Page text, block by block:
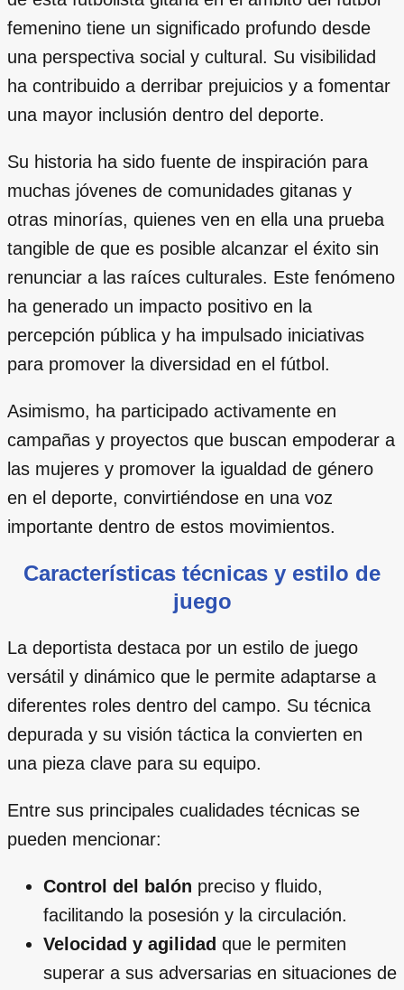
femenino tiene un significado profundo desde
una perspectiva social y cultural. Su visibilidad
ha contribuido a derribar prejuicios y a fomentar
una mayor inclusión dentro del deporte.
Su historia ha sido fuente de inspiración para
muchas jóvenes de comunidades gitanas y
otras minorías, quienes ven en ella una prueba
tangible de que es posible alcanzar el éxito sin
renunciar a las raíces culturales. Este fenómeno
ha generado un impacto positivo en la
percepción pública y ha impulsado iniciativas
para promover la diversidad en el fútbol.
Asimismo, ha participado activamente en
campañas y proyectos que buscan empoderar a
las mujeres y promover la igualdad de género
en el deporte, convirtiéndose en una voz
importante dentro de estos movimientos.
Características técnicas y estilo de
juego
La deportista destaca por un estilo de juego
versátil y dinámico que le permite adaptarse a
diferentes roles dentro del campo. Su técnica
depurada y su visión táctica la convierten en
una pieza clave para su equipo.
Entre sus principales cualidades técnicas se
pueden mencionar:
Control del balón preciso y fluido,
facilitando la posesión y la circulación.
Velocidad y agilidad que le permiten
superar a sus adversarias en situaciones de